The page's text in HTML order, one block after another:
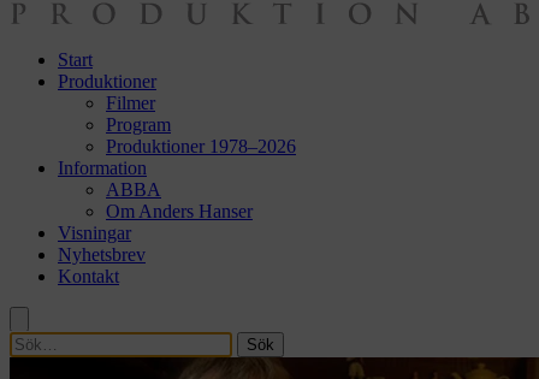
Start
Produktioner
Filmer
Program
Produktioner 1978–2026
Information
ABBA
Om Anders Hanser
Visningar
Nyhetsbrev
Kontakt
Sök